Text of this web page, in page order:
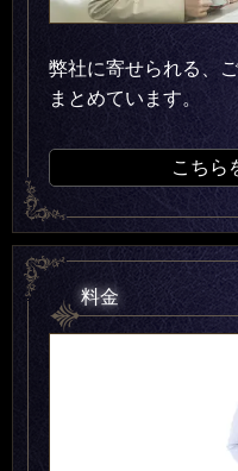
弊社に寄せられる、
まとめています。
こちら
料金